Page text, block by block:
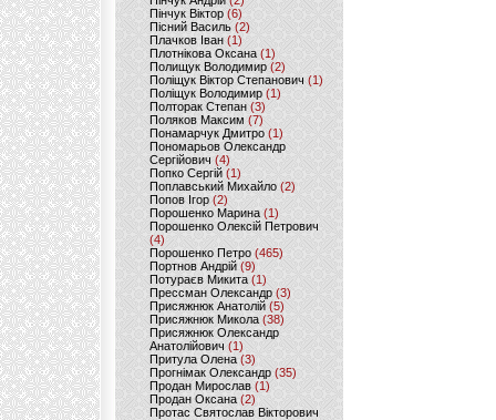
Пінчук Віктор (6)
Пісний Василь (2)
Плачков Іван(1)
Плотнікова Оксана (1)
Полищук Володимир(2)
Поліщук Віктор Степанович(1)
Поліщук Володимир (1)
Полторак Степан(3)
Поляков Максим (7)
Понамарчук Дмитро (1)
Пономарьов Олександр
Сергійович(4)
Попко Сергій (1)
Поплавський Михайло (2)
Попов Ігор(2)
Порошенко Марина (1)
Порошенко Олексій Петрович
(4)
Порошенко Петро (465)
Портнов Андрій (9)
Потураєв Микита(1)
Прессман Олександр(3)
Присяжнюк Анатолій (5)
Присяжнюк Микола (38)
Присяжнюк Олександр
Анатолійович (1)
Притула Олена (3)
Прогнімак Олександр(35)
Продан Мирослав(1)
Продан Оксана (2)
Протас Святослав Вікторович